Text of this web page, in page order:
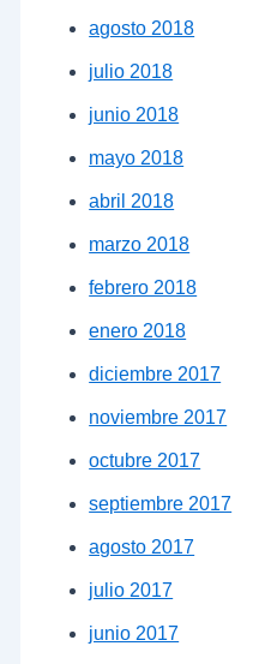
agosto 2018
julio 2018
junio 2018
mayo 2018
abril 2018
marzo 2018
febrero 2018
enero 2018
diciembre 2017
noviembre 2017
octubre 2017
septiembre 2017
agosto 2017
julio 2017
junio 2017